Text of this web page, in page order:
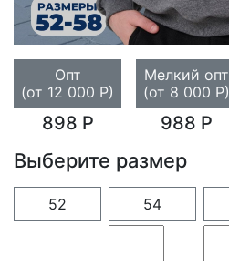
Опт
(от 12 000 Р)
898 Р
Мелкий опт
(от 8 000 Р)
988 Р
Выберите размер
52 54